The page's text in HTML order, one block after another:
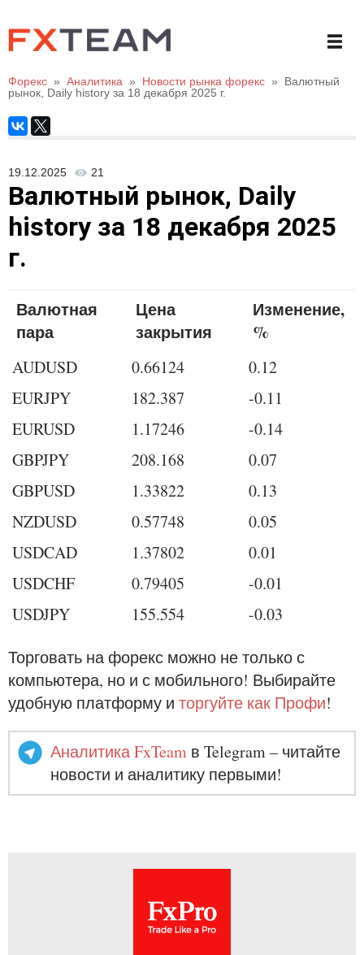
Форекс » Аналитика » Новости рынка форекс »
Валютный
рынок, Daily history за 18 декабря 2025 г.
19.12.2025 21
Валютный рынок, Daily
history за 18 декабря 2025
г.
Валютная
пара
Цена
закрытия
Изменение,
%
AUDUSD 0.66124
0.12
EURJPY
182.387
-0.11
EURUSD
1.17246
-0.14
GBPJPY
208.168
0.07
GBPUSD
1.33822
0.13
NZDUSD
0.57748
0.05
USDCAD
1.37802
0.01
USDCHF
0.79405
-0.01
USDJPY
155.554
-0.03
Торговать на форекс можно не только с
компьютера, но и с мобильного! Выбирайте
удобную платформу и торгуйте как Профи!
Аналитика FxTeam в Telegram – читайте
новости и аналитику первыми!